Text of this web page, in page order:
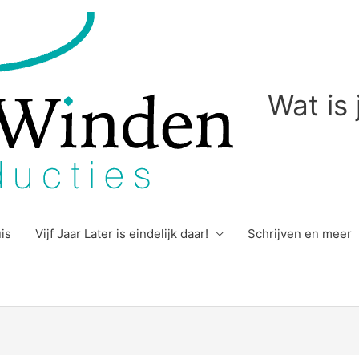
Wat is
Vijf Jaar Later is eindelijk daar! Schrijven en meer